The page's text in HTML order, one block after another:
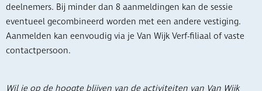
deelnemers. Bij minder dan 8 aanmeldingen kan de sessie
eventueel gecombineerd worden met een andere vestiging.
Aanmelden kan eenvoudig via je Van Wijk Verf-filiaal of vaste
contactpersoon.